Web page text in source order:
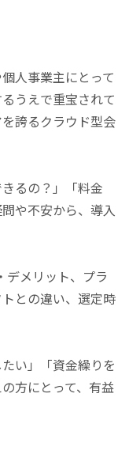
人事業主にとって
うえで重宝されて
誇るクラウド型会
るの？」「料金
や不安から、導入
デメリット、プラ
との違い、選定時
い」「資金繰りを
方にとって、有益